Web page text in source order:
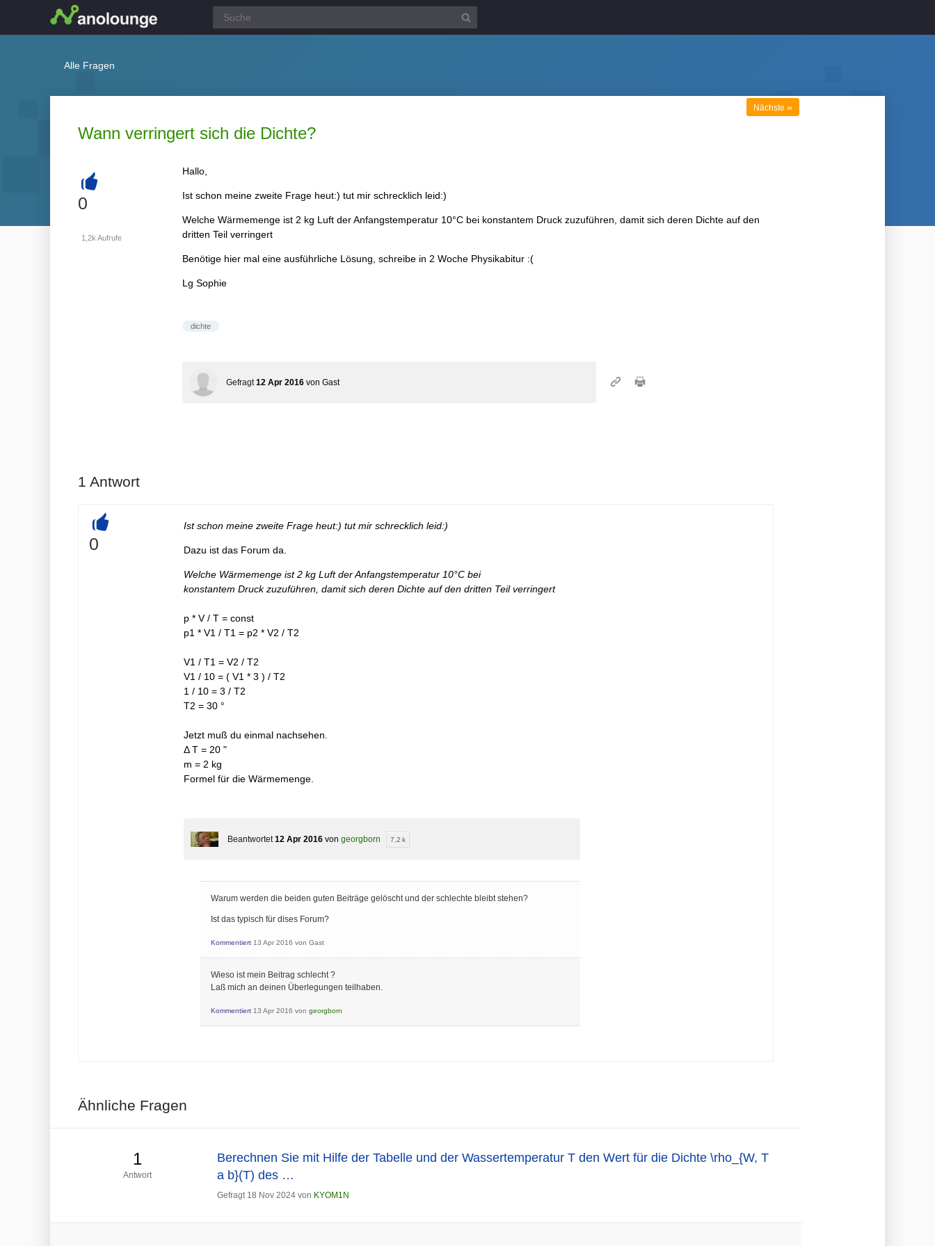
Alle Fragen
Wann verringert sich die Dichte?
Nächste »
+
0
1,2k Aufrufe
Hallo,
Ist schon meine zweite Frage heut:) tut mir schrecklich leid:)
Welche Wärmemenge ist 2 kg Luft der Anfangstemperatur 10°C bei konstantem Druck zuzuführen, damit sich deren Dichte auf den
dritten Teil verringert
Benötige hier mal eine ausführliche Lösung, schreibe in 2 Woche Physikabitur :(
Lg Sophie
dichte
Gefragt 12 Apr 2016 von Gast
1 Antwort
+
0
Ist schon meine zweite Frage heut:) tut mir schrecklich leid:)
Dazu ist das Forum da.
Welche Wärmemenge ist 2 kg Luft der Anfangstemperatur 10°C bei
konstantem Druck zuzuführen, damit sich deren Dichte auf den dritten Teil verringert
p * V / T = const
p1 * V1 / T1 = p2 * V2 / T2
V1 / T1 = V2 / T2
V1 / 10 = ( V1 * 3 ) / T2
1 / 10 = 3 / T2
T2 = 30 °
Jetzt muß du einmal nachsehen.
Δ T = 20 "
m = 2 kg
Formel für die Wärmemenge.
Beantwortet 12 Apr 2016 von georgborn 7,2 k
Warum werden die beiden guten Beiträge gelöscht und der schlechte bleibt stehen?
Ist das typisch für dises Forum?
Kommentiert 13 Apr 2016 von Gast
Wieso ist mein Beitrag schlecht ?
Laß mich an deinen Überlegungen teilhaben.
Kommentiert 13 Apr 2016 von georgborn
Ähnliche Fragen
1
Antwort
Berechnen Sie mit Hilfe der Tabelle und der Wassertemperatur T den Wert für die Dichte \rho_{W, T
a b}(T) des …
Gefragt 18 Nov 2024 von KYOM1N